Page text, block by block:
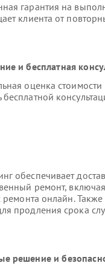
гарантия на
клиента от
и бесплатная
оценка стоимости
обеспечивает
ремонт,
ремонта онлайн.
продления срока
решение и